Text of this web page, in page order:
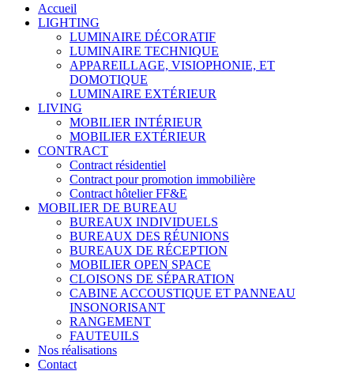
Accueil
LIGHTING
LUMINAIRE DÉCORATIF
LUMINAIRE TECHNIQUE
APPAREILLAGE, VISIOPHONIE, ET
DOMOTIQUE
LUMINAIRE EXTÉRIEUR
LIVING
MOBILIER INTÉRIEUR
MOBILIER EXTÉRIEUR
CONTRACT
Contract résidentiel
Contract pour promotion immobilière
Contract hôtelier FF&E
MOBILIER DE BUREAU
BUREAUX INDIVIDUELS
BUREAUX DES RÉUNIONS
BUREAUX DE RÉCEPTION
MOBILIER OPEN SPACE
CLOISONS DE SÉPARATION
CABINE ACCOUSTIQUE ET PANNEAU
INSONORISANT
RANGEMENT
FAUTEUILS
Nos réalisations
Contact